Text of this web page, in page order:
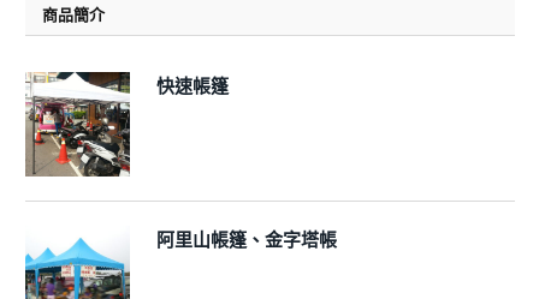
商品簡介
快速帳篷
阿里山帳篷、金字塔帳